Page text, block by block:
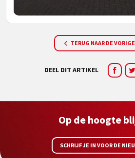
TERUG NAAR DE
DEEL DIT ARTIKEL
Op de hoogte
SCHRIJF JE IN VOOR DE